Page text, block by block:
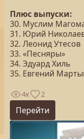
Плюс выпуски:
30. Муслим
31. Юрий
32. Леонид Утесов
33. «Песняры»
34. Эдуард Хиль
35. Евгений
4к 2
Перейти